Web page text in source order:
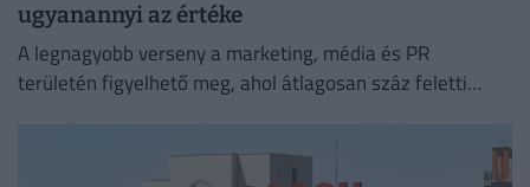
ugyanannyi az értéke
A legnagyobb verseny a marketing, média és PR
területén figyelhető meg, ahol átlagosan száz feletti